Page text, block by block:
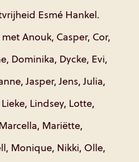
Esmé Hankel.
Anouk, Casper, Cor,
Dominika, Dycke, Evi,
Jasper, Jens, Julia,
Lindsey, Lotte,
Mariëtte,
Monique, Nikki, Olle,